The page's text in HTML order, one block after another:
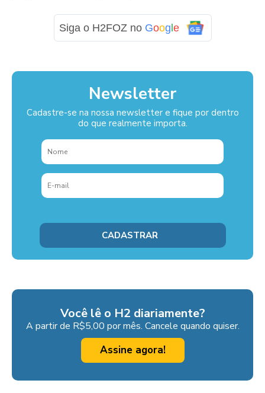
Siga o H2FOZ no Google
Newsletter
Cadastre-se na nossa newsletter e fique por dentro
do que realmente importa.
Você lê o H2 diariamente?
A partir de R$5,00 por mês. Cancele quando quiser.
Assine agora!